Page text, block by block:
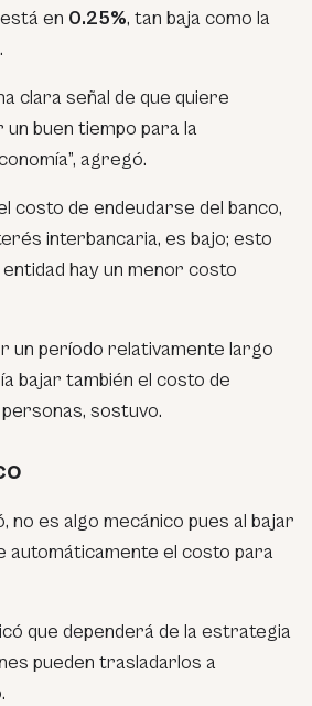
en 0.25%, tan baja como la
clara señal de que quiere
buen tiempo para la
agregó.
costo de endeudarse del banco,
interbancaria, es bajo; esto
hay un menor costo
un período relativamente largo
bajar también el costo de
sostuvo.
no es algo mecánico pues al bajar
automáticamente el costo para
que dependerá de la estrategia
pueden trasladarlos a